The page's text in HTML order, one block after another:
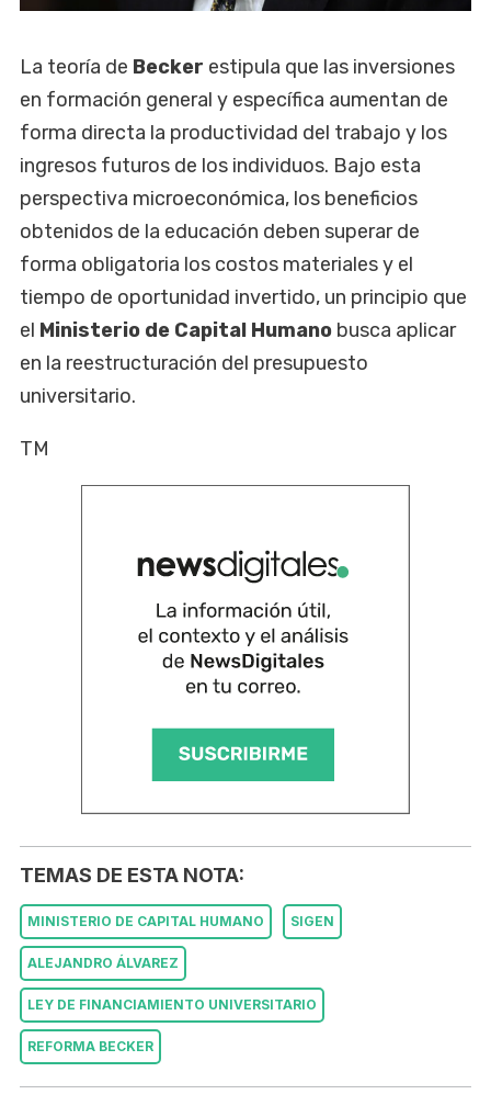
La teoría de Becker estipula que las inversiones
en formación general y específica aumentan de
forma directa la productividad del trabajo y los
ingresos futuros de los individuos. Bajo esta
perspectiva microeconómica, los beneficios
obtenidos de la educación deben superar de
forma obligatoria los costos materiales y el
tiempo de oportunidad invertido, un principio que
el Ministerio de Capital Humano busca aplicar
en la reestructuración del presupuesto
universitario.
TM
TEMAS DE ESTA NOTA:
MINISTERIO DE CAPITAL HUMANO SIGEN
ALEJANDRO ÁLVAREZ
LEY DE FINANCIAMIENTO UNIVERSITARIO
REFORMA BECKER